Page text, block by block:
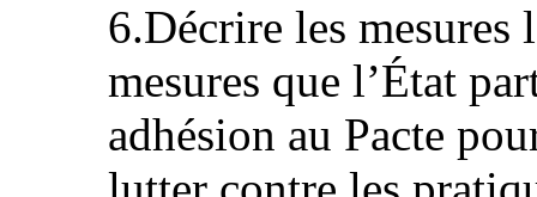
6.Décrire les mesures
mesures que l’État
adhésion au Pacte